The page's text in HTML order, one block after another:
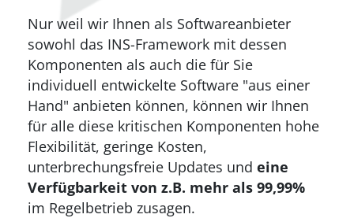
Nur weil wir Ihnen als Softwareanbieter
sowohl das INS-Framework mit dessen
Komponenten als auch die für Sie
individuell entwickelte Software "aus einer
Hand" anbieten können, können wir Ihnen
für alle diese kritischen Komponenten hohe
Flexibilität, geringe Kosten,
unterbrechungsfreie Updates undeine
Verfügbarkeit von z.B. mehr als 99,99%
im Regelbetrieb zusagen.